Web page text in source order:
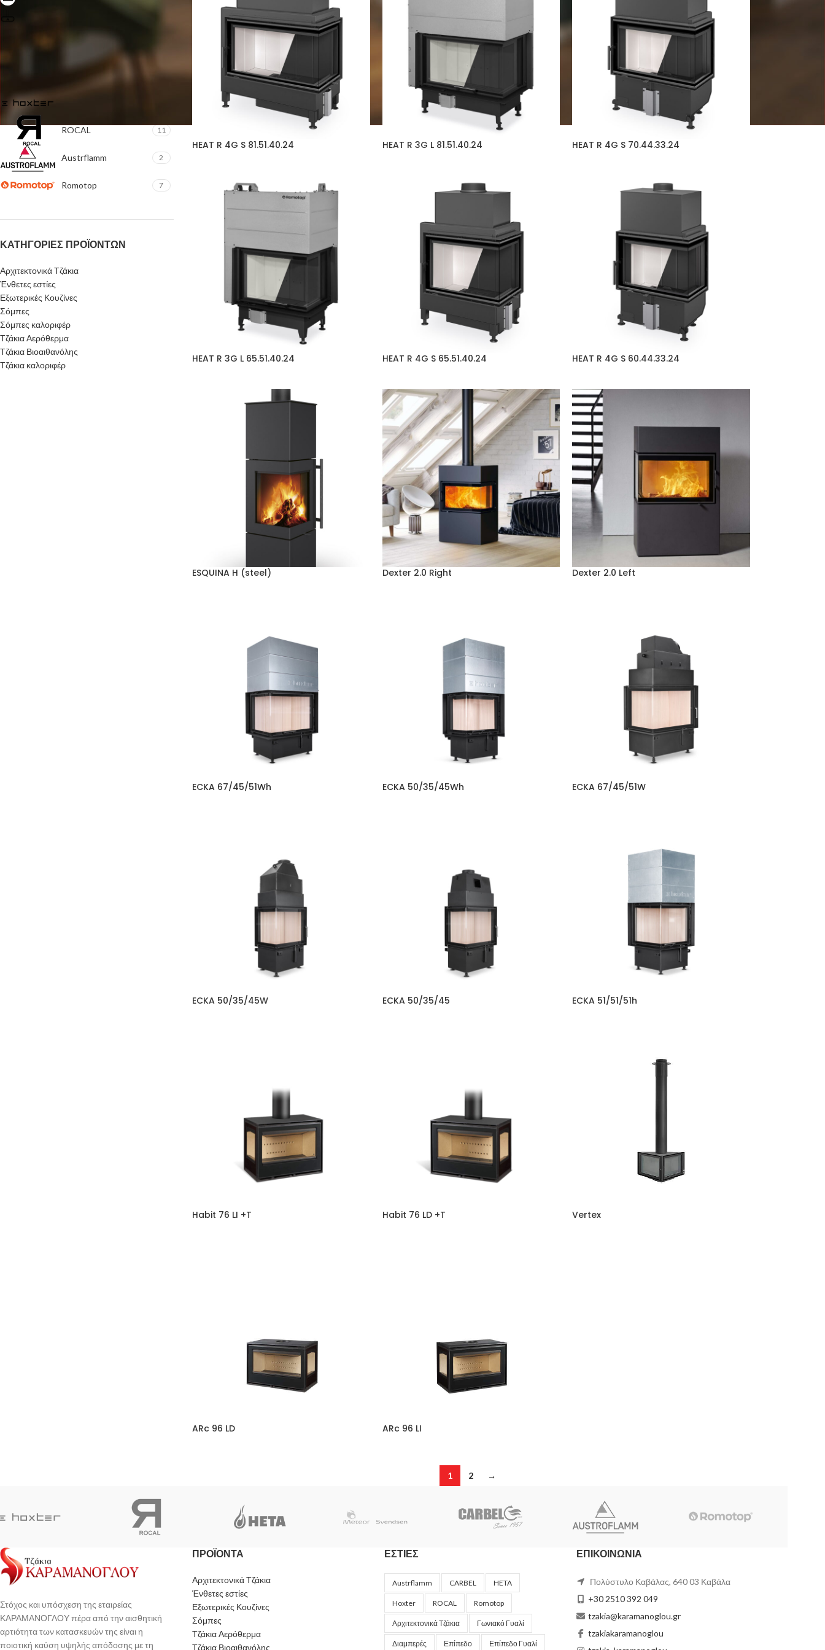
ROCAL 11
Austrflamm 2
Romotop 7
ΚΑΤΗΓΟΡΊΕΣ ΠΡΟΪΌΝΤΩΝ
Αρχιτεκτονικά Τζάκια
Ένθετες εστίες
Εξωτερικές Κουζίνες
Σόμπες
Σόμπες καλοριφέρ
Τζάκια Αερόθερμα
Τζάκια Βιοαιθανόλης
Τζάκια καλοριφέρ
HEAT R 4G S 81.51.40.24 HEAT R 3G L 81.51.40.24 HEAT R 4G S 70.44.33.24
HEAT R 3G L 65.51.40.24 HEAT R 4G S 65.51.40.24 HEAT R 4G S 60.44.33.24
ESQUINA H (steel) Dexter 2.0 Right Dexter 2.0 Left
ECKA 67/45/51Wh ECKA 50/35/45Wh ECKA 67/45/51W
ECKA 50/35/45W ECKA 50/35/45 ECKA 51/51/51h
Habit 76 LI +T Habit 76 LD +T Vertex
ARc 96 LD ARc 96 LI
1 2 →
Στόχος και υπόσχεση της εταιρείας
ΚΑΡΑΜΑΝΟΓΛΟΥ πέρα από την αισθητική
αρτιότητα των κατασκευών της είναι η
ποιοτική καύση υψηλής απόδοσης με τη
ΠΡΟΪΟΝΤΑ
Αρχιτεκτονικά Τζάκια
Ένθετες εστίες
Εξωτερικές Κουζίνες
Σόμπες
Τζάκια Αερόθερμα
Τζάκια Βιοαιθανόλης
ΕΣΤΙΕΣ
Austrflamm CARBEL HETA
Hoxter ROCAL Romotop
Αρχιτεκτονικά Τζάκια Γωνιακό Γυαλί
Διαμπερές Επίπεδο Επίπεδο Γυαλί
ΕΠΙΚΟΙΝΩΝΙΑ
Πολύστυλο Καβάλας, 640 03 Καβάλα
+30 2510 392 049
tzakia@karamanoglou.gr
tzakiakaramanoglou